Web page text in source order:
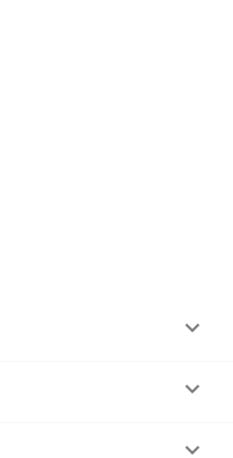


